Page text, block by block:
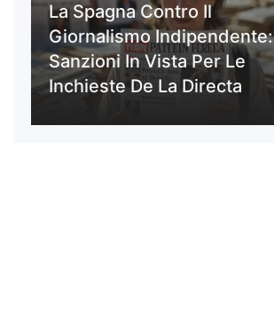
La Spagna Contro Il
Giornalismo Indipendente:
Sanzioni In Vista Per Le
Inchieste De La Directa